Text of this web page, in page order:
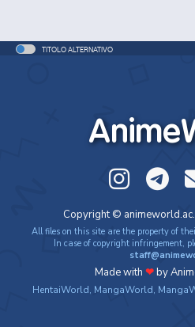
One Piece: Le
Special - 2005 - 42 min/ep
One Piece Movie 07:
Movie - 2006 - 1h e 34 min/ep
One Piece Movie 07:
(ITA)
TITOLO ALTERNATIVO
Copyright ©
All files on this site are the property of
In case of copyright infringement,
Made with ❤by
HentaiWorld, MangaWorld,